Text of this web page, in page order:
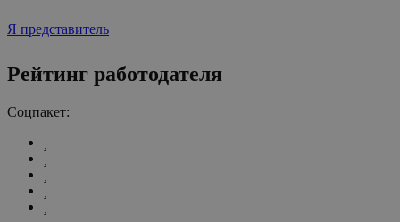
Я представитель
Рейтинг работодателя
Соцпакет: